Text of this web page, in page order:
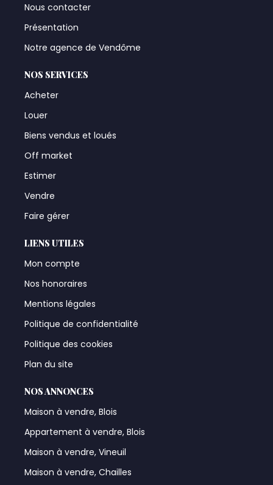
Nous contacter
Présentation
Notre agence de Vendôme
NOS SERVICES
Acheter
Louer
Biens vendus et loués
Off market
Estimer
Vendre
Faire gérer
LIENS UTILES
Mon compte
Nos honoraires
Mentions légales
Politique de confidentialité
Politique des cookies
Plan du site
NOS ANNONCES
Maison à vendre, Blois
Appartement à vendre, Blois
Maison à vendre, Vineuil
Maison à vendre, Chailles